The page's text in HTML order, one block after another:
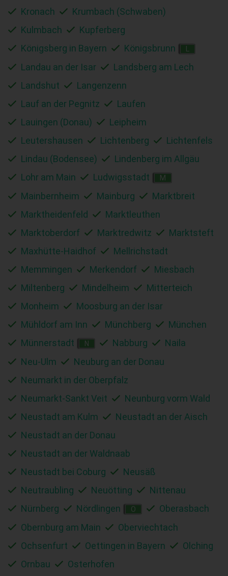
Kronach
Krumbach (Schwaben)
Kulmbach
Kupferberg
Königsberg in Bayern
Königsbrunn
Landau an der Isar
Landsberg am Lech
Landshut
Langenzenn
Lauf an der Pegnitz
Laufen
Lauingen (Donau)
Leipheim
Leutershausen
Lichtenberg
Lichtenfels
Lindau (Bodensee)
Lindenberg im Allgäu
Lohr am Main
Ludwigsstadt M
Mainbernheim Mainburg
Marktbreit
Marktheidenfeld
Marktleuthen
Marktoberdorf
Marktredwitz
Marktsteft
Maxhütte-Haidhof
Mellrichstadt
Memmingen
Merkendorf
Miesbach
Miltenberg
Mindelheim
Mitterteich
Monheim
Moosburg an der Isar
Mühldorf am Inn
Münchberg
München
Münnerstadt
N Nabburg
Naila
Neu-Ulm
Neuburg an der Donau
Neumarkt in der Oberpfalz
Neumarkt-Sankt Veit
Neunburg vorm Wald
Neustadt am Kulm
Neustadt an der Aisch
Neustadt an der Donau
Neustadt an der Waldnaab
Neustadt bei Coburg
Neusäß
Neutraubling
Neuötting
Nittenau
Nürnberg
Nördlingen O
Oberasbach
Obernburg am Main
Oberviechtach
Ochsenfurt
Oettingen in Bayern
Olching
Ornbau
Osterhofen